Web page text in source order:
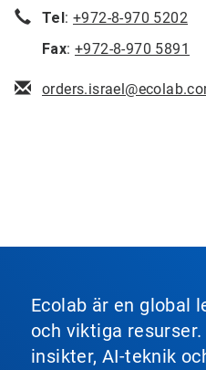
Tel:+972-8-970 5202
Fax:+972-8-970 5891
Ecolab är en global
och viktiga
insikter, AI-teknik